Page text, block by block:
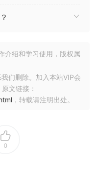
介绍和学习使用，版权属
们删除。加入本站VIP会
文链接：
，转载请注明出处。
0